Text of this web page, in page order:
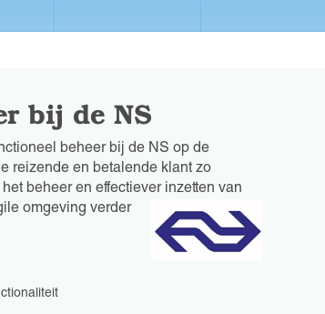
bij de NS
beheer bij de NS op de
reizende en betalende klant zo
beheer en effectiever inzetten van
omgeving verder